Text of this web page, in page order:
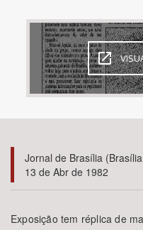
Povo Indígena
Bioma / Bacia
Subtema
Jornal de Brasília
13 de Abr de 1982
Exposição tem réplica de